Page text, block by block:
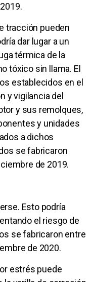
tracción pueden
dar lugar a un
térmica de la
tóxico sin llama. El
establecidos en el
y vigilancia del
y sus remolques,
y unidades
a dichos
se fabricaron
de 2019.
Esto podría
el riesgo de
se fabricaron entre
de 2020.
estrés puede